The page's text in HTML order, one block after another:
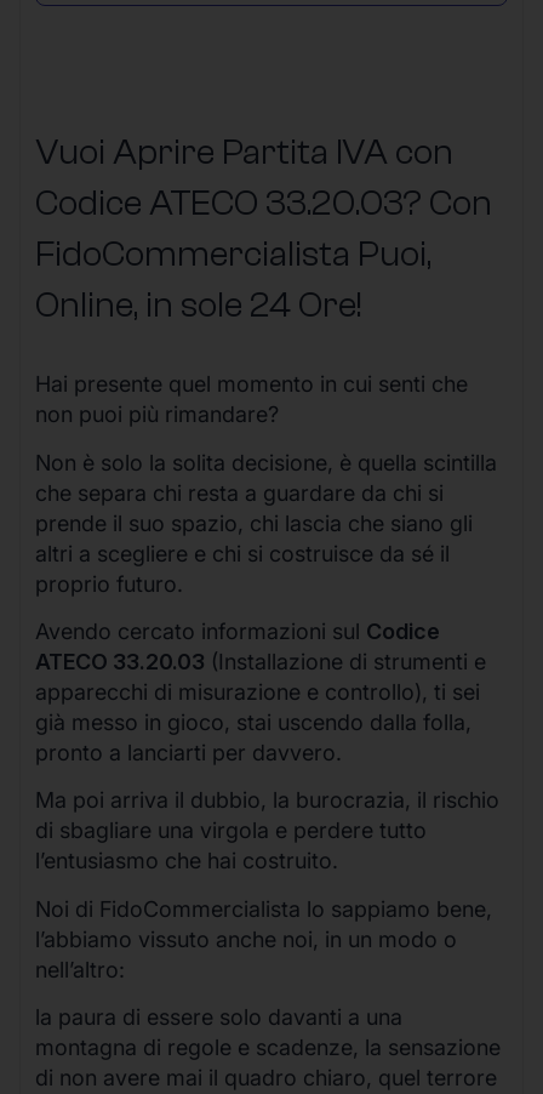
Vuoi Aprire Partita IVA con
Codice ATECO 33.20.03? Con
FidoCommercialista Puoi,
Online, in sole 24 Ore!
Hai presente quel momento in cui senti che
non puoi più rimandare?
Non è solo la solita decisione, è quella scintilla
che separa chi resta a guardare da chi si
prende il suo spazio, chi lascia che siano gli
altri a scegliere e chi si costruisce da sé il
proprio futuro.
Avendo cercato informazioni sul Codice
ATECO 33.20.03 (Installazione di strumenti e
apparecchi di misurazione e controllo), ti sei
già messo in gioco, stai uscendo dalla folla,
pronto a lanciarti per davvero.
Ma poi arriva il dubbio, la burocrazia, il rischio
di sbagliare una virgola e perdere tutto
l’entusiasmo che hai costruito.
Noi di FidoCommercialista lo sappiamo bene,
l’abbiamo vissuto anche noi, in un modo o
nell’altro:
la paura di essere solo davanti a una
montagna di regole e scadenze, la sensazione
di non avere mai il quadro chiaro, quel terrore